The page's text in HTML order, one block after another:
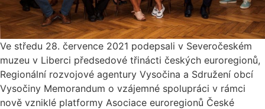
Ve středu 28. července 2021 podepsali v Severočeském
muzeu v Liberci předsedové třinácti českých euroregionů,
Regionální rozvojové agentury Vysočina a Sdružení obcí
Vysočiny Memorandum o vzájemné spolupráci v rámci
nově vzniklé platformy Asociace euroregionů České